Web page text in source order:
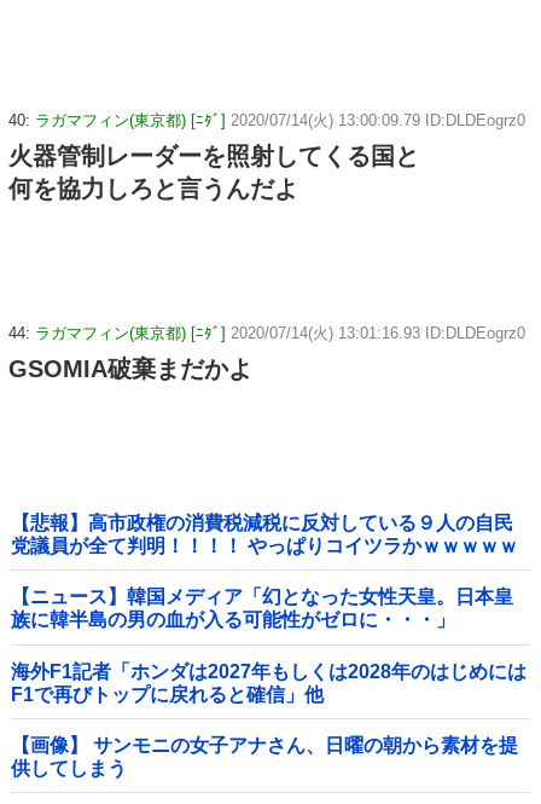
40: ラガマフィン(東京都) [ﾆﾀﾞ] 2020/07/14(火) 13:00:09.79 ID:DLDEogrz0
火器管制レーダーを照射してくる国と
何を協力しろと言うんだよ
44: ラガマフィン(東京都) [ﾆﾀﾞ] 2020/07/14(火) 13:01:16.93 ID:DLDEogrz0
GSOMIA破棄まだかよ
【悲報】高市政権の消費税減税に反対している９人の自民
党議員が全て判明！！！！ やっぱりコイツラかｗｗｗｗｗ
【ニュース】韓国メディア「幻となった女性天皇。日本皇
族に韓半島の男の血が入る可能性がゼロに・・・」
海外F1記者「ホンダは2027年もしくは2028年のはじめには
F1で再びトップに戻れると確信」他
【画像】 サンモニの女子アナさん、日曜の朝から素材を提
供してしまう